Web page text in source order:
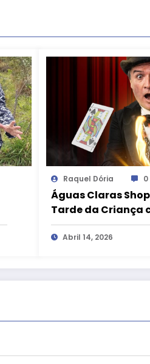
Raquel Dória 0
Águas Claras
Tarde da Criança
mágica e
Abril 14, 2026